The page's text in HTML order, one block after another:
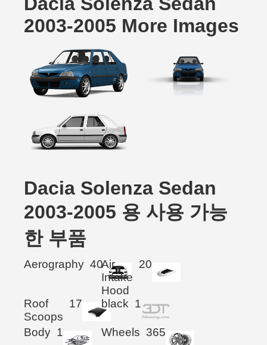
2003-2005 More Images
Dacia Solenza Sedan
2003-2005 용 사용 가능
한 부품
Aerography 40Air
Intake
Hood
20
Roof
Scoops
17 black 1
Body 1 Wheels 365